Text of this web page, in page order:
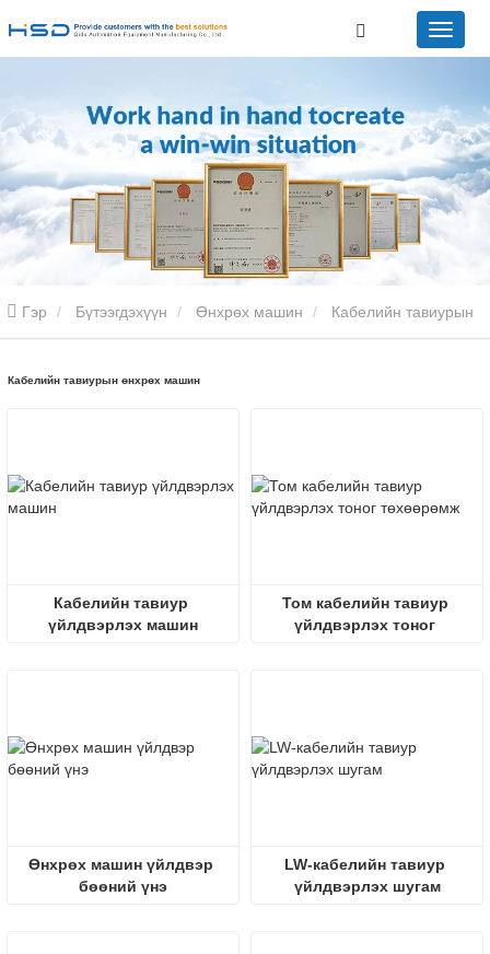
Гэр Бүтээгдэхүүн Өнхрөх машин
Кабелийн тавиурын өнхрөх машин
Кабелийн тавиур
үйлдвэрлэх машин
Том кабелийн тавиур
үйлдвэрлэх тоног
Өнхрөх машин үйлдвэр
бөөний үнэ
LW-кабелийн тавиур
үйлдвэрлэх шугам